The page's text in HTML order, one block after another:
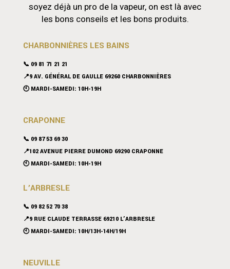
soyez déjà un pro de la vapeur, on est là avec
les bons conseils et les bons produits.
CHARBONNIÈRES LES BAINS
📞 09 81 71 21 21
📍9 AV. GÉNÉRAL DE GAULLE 69260 CHARBONNIÈRES
🕙 MARDI-SAMEDI: 10H-19H
CRAPONNE
📞 09 87 53 69 30
📍102 AVENUE PIERRE DUMOND 69290 CRAPONNE
🕙 MARDI-SAMEDI: 10H-19H
L’ARBRESLE
📞 09 82 52 70 38
📍9 RUE CLAUDE TERRASSE 69210 L’ARBRESLE
🕙 MARDI-SAMEDI: 10H/13H-14H/19H
NEUVILLE